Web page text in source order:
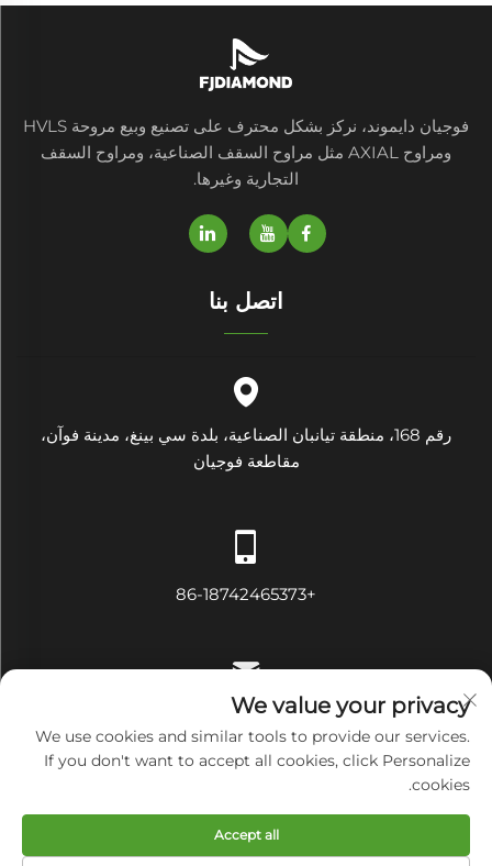
فوجيان دايموند، نركز بشكل محترف على تصنيع وبيع مروحة HVLS
ومراوح AXIAL مثل مراوح السقف الصناعية، ومراوح السقف
التجارية وغيرها.
اتصل بنا
رقم 168، منطقة تيانبان الصناعية، بلدة سي بينغ، مدينة فوآن،
مقاطعة فوجيان
+86-18742465373
[email protected]
حقوق النسخ محفوظة © شركة فوجيان دايموند للتجهيزات الكهربائية
والميكانيكية المحدودة. جميع الحقوق محفوظة
We value your privacy
We use cookies and similar tools to provide our services.
If you don't want to accept all cookies, click Personalize
cookies.
Accept all